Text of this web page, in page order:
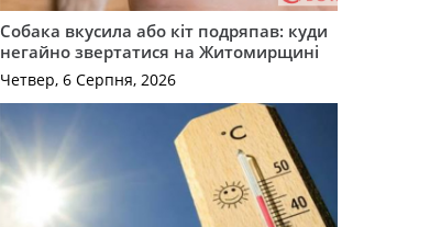
Собака вкусила або кіт подряпав: куди
негайно звертатися на Житомирщині
Четвер, 6 Серпня, 2026